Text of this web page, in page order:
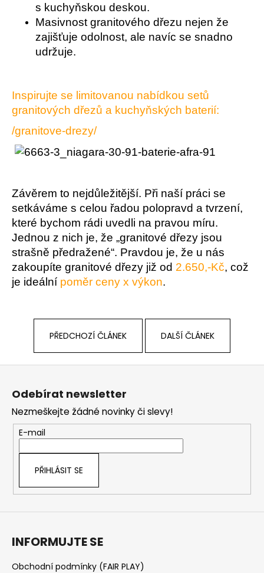
s kuchyňskou deskou.
Masivnost granitového dřezu nejen že
zajišťuje odolnost, ale navíc se snadno
udržuje.
Inspirujte se limitovanou nabídkou setů
granitových dřezů a kuchyňských baterií:
/granitove-drezy/
Závěrem to nejdůležitější. Při naší práci se
setkáváme s celou řadou polopravd a tvrzení,
které bychom rádi uvedli na pravou míru.
Jednou z nich je, že „granitové dřezy jsou
strašně předražené“. Pravdou je, že u nás
zakoupíte granitové dřezy již od 2.650,-Kč, což
je ideální poměr ceny x výkon.
PŘEDCHOZÍ ČLÁNEK DALŠÍ ČLÁNEK
Odebírat newsletter
Nezmeškejte žádné novinky či slevy!
E-mail
PŘIHLÁSIT SE
INFORMUJTE SE
Obchodní podmínky (FAIR PLAY)